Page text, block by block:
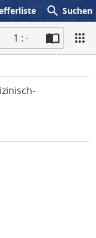
search Suchen
1 : -